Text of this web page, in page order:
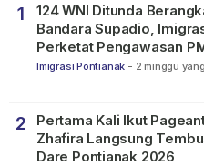
1
124 WNI Ditunda
Bandara Supadio,
Perketat Pengawasan
Nonprosedural
Imigrasi Pontianak - 2 minggu
2
Pertama Kali Ikut
Zhafira Langsung
Dare Pontianak 2026